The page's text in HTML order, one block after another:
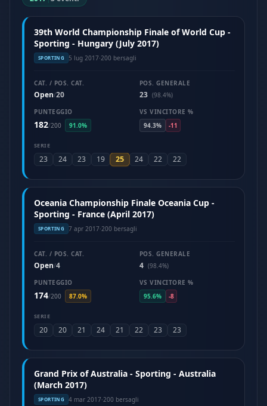
39th World Championship Finale of World Cup -
Sporting - Hungary (July 2017)
SPORTING 5 lug 2017·200 bersagli
CAT. / POS. CAT.
Open/20
POS. GENERALE
23 (98.4%)
PUNTEGGIO
182/200 91.0%
VS VINCITORE %
94.3%
-11
SERIE
23 24 23 19 25 24 22 22
Oceania Championship Finale Oceania Cup -
Sporting - France (April 2017)
SPORTING 7 apr 2017·200 bersagli
CAT. / POS. CAT.
Open/4
POS. GENERALE
4 (98.4%)
PUNTEGGIO
174/200 87.0%
VS VINCITORE %
95.6%
-8
SERIE
20 20 21 24 21 22 23 23
Grand Prix of Australia - Sporting - Australia
(March 2017)
SPORTING 4 mar 2017·200 bersagli